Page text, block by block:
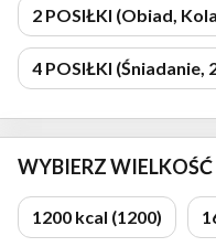
2 POSIŁKI (Obiad,
4 POSIŁKI (Śniadanie,
WYBIERZ WIELKOŚĆ
1200 kcal (1200)